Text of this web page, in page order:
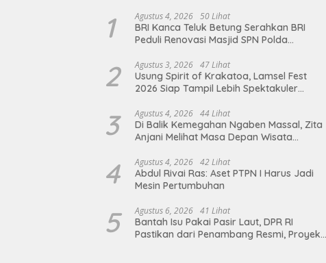
1 Agustus 4, 2026 50 Lihat
BRI Kanca Teluk Betung Serahkan BRI
Peduli Renovasi Masjid SPN Polda
terhadap Sarana Ibadah
2 Agustus 3, 2026 47 Lihat
Usung Spirit of Krakatoa, Lamsel Fest
2026 Siap Tampil Lebih Spektakuler
Artis Ibu Kota
3 Agustus 4, 2026 44 Lihat
Di Balik Kemegahan Ngaben Massal, Zita
Anjani Melihat Masa Depan Wisata
4 Agustus 4, 2026 42 Lihat
Abdul Rivai Ras: Aset PTPN I Harus Jadi
Mesin Pertumbuhan
5 Agustus 6, 2026 41 Lihat
Bantah Isu Pakai Pasir Laut, DPR RI
Pastikan dari Penambang Resmi, Proyek